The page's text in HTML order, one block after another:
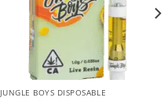
JUNGLE BOYS DISPOSABLE